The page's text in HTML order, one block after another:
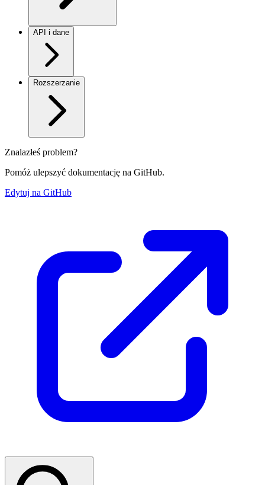
API i dane
Rozszerzanie
Znalazłeś problem?
Pomóż ulepszyć dokumentację na GitHub.
Edytuj na GitHub